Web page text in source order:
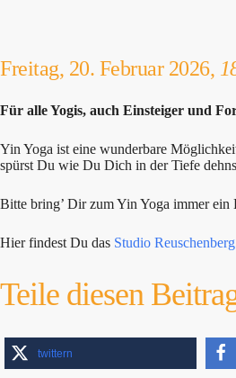
Freitag, 20. Februar 2026,
Für alle Yogis, auch Einsteiger und
Yin Yoga ist eine wunderbare
spürst Du wie Du Dich in der Tiefe
Bitte bring’ Dir zum Yin Yoga immer
Hier findest Du das Studio Reuschenberg
Teile diesen
twittern